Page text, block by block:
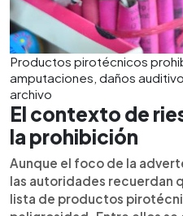
Productos pirotécnicos
amputaciones, daños
archivo
El contexto de
la prohibición
Aunque el foco de la
las autoridades recuerdan
lista de productos